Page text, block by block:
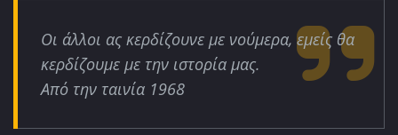
Οι άλλοι ας κερδίζουνε με νούμερα, εμείς θα
κερδίζουμε με την ιστορία μας.
Από την ταινία 1968